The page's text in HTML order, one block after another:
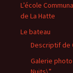
L’école
de La Hatte
Le bateau
Descriptif de
Galerie